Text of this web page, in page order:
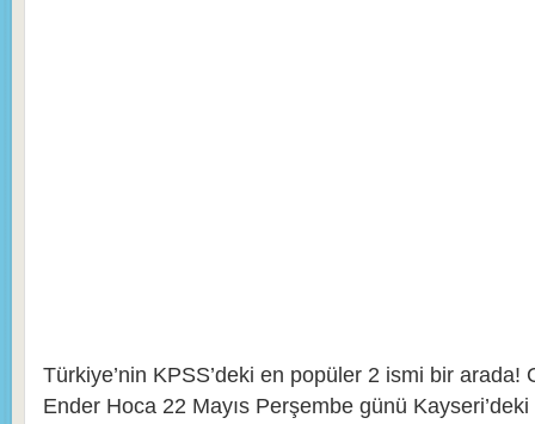
Türkiye’nin KPSS’deki en popüler 2 ismi bir arada!
Ender Hoca 22 Mayıs Perşembe günü